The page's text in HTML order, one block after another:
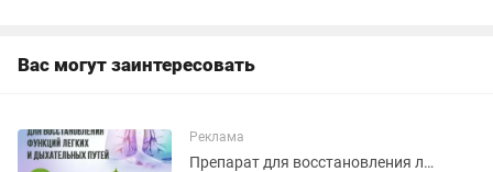
Вас могут заинтересовать
Реклама
Препарат для восстановления лёгких